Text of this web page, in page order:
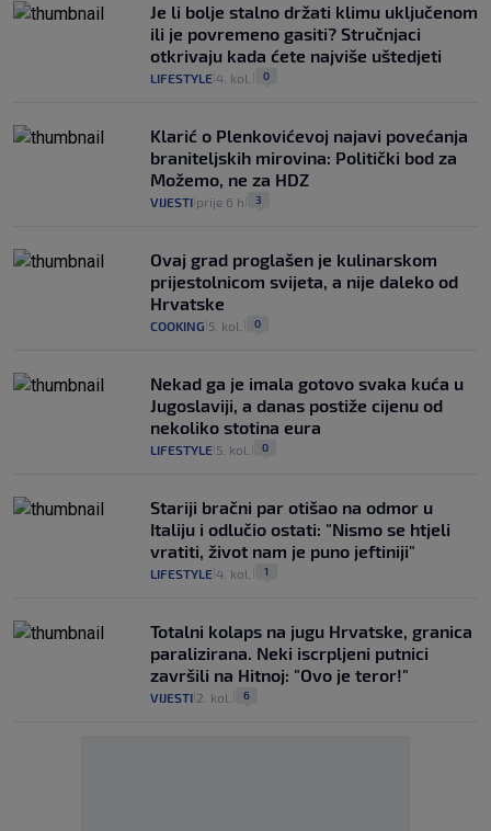
Je li bolje stalno držati klimu uključenom
ili je povremeno gasiti? Stručnjaci
otkrivaju kada ćete najviše uštedjeti
LIFESTYLE 4. kol. 0
Klarić o Plenkovićevoj najavi povećanja
braniteljskih mirovina: Politički bod za
Možemo, ne za HDZ
VIJESTI prije 6 h 3
Ovaj grad proglašen je kulinarskom
prijestolnicom svijeta, a nije daleko od
Hrvatske
COOKING 5. kol. 0
Nekad ga je imala gotovo svaka kuća u
Jugoslaviji, a danas postiže cijenu od
nekoliko stotina eura
LIFESTYLE 5. kol. 0
Stariji bračni par otišao na odmor u
Italiju i odlučio ostati: "Nismo se htjeli
vratiti, život nam je puno jeftiniji"
LIFESTYLE 4. kol. 1
Totalni kolaps na jugu Hrvatske, granica
paralizirana. Neki iscrpljeni putnici
završili na Hitnoj: "Ovo je teror!"
VIJESTI 2. kol. 6